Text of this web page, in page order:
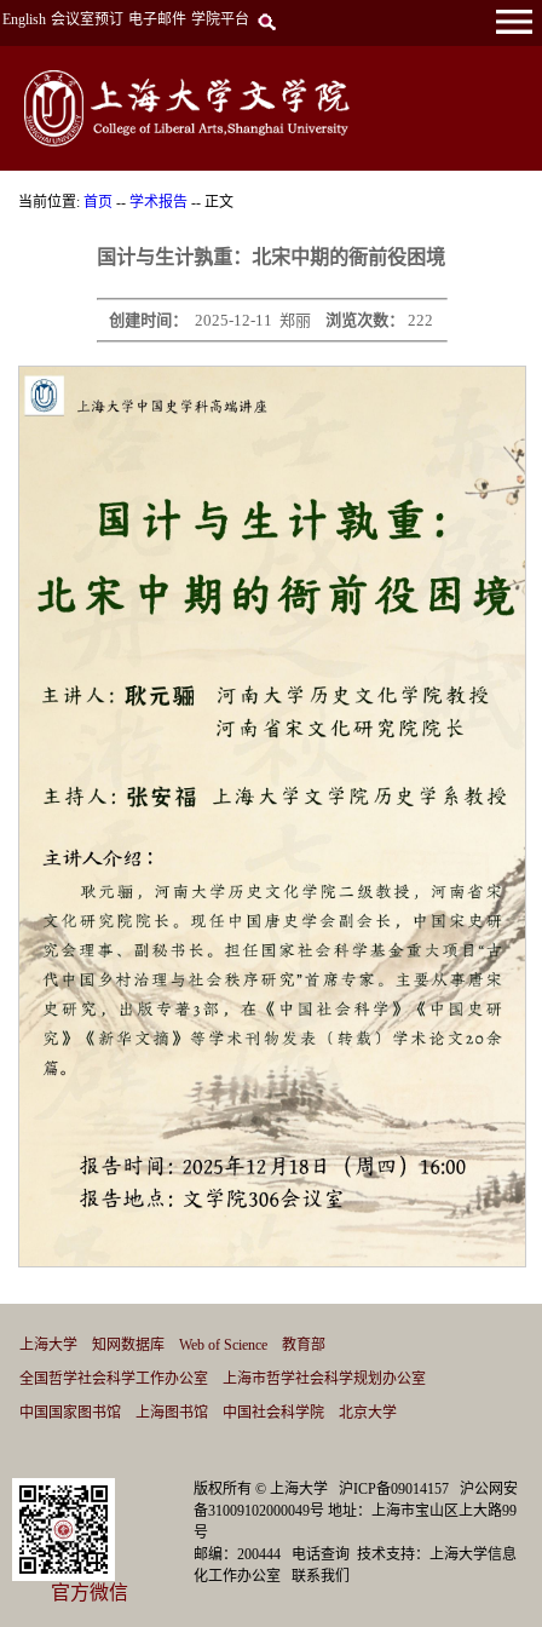
English 会议室预订 电子邮件 学院平台
当前位置: 首页 -- 学术报告 -- 正文
国计与生计孰重：北宋中期的衙前役困境
创建时间： 2025-12-11 郑丽 浏览次数： 222
上海大学 知网数据库 Web of Science
教育部
全国哲学社会科学工作办公室
上海市哲学社会科学规划办公室
中国国家图书馆
上海图书馆 中国社会科学院 北京大学
官方微信
版权所有 ©上海大学 沪ICP备09014157
沪公网安
备31009102000049号地址：上海市宝山区上大路99
号
邮编：200444 电话查询 技术支持：
上海大学信息
化工作办公室 联系我们